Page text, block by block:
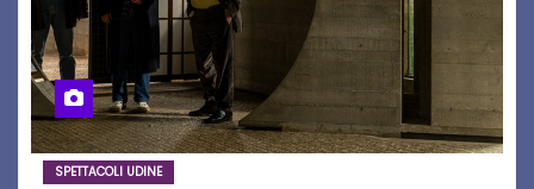
SPETTACOLI UDINE